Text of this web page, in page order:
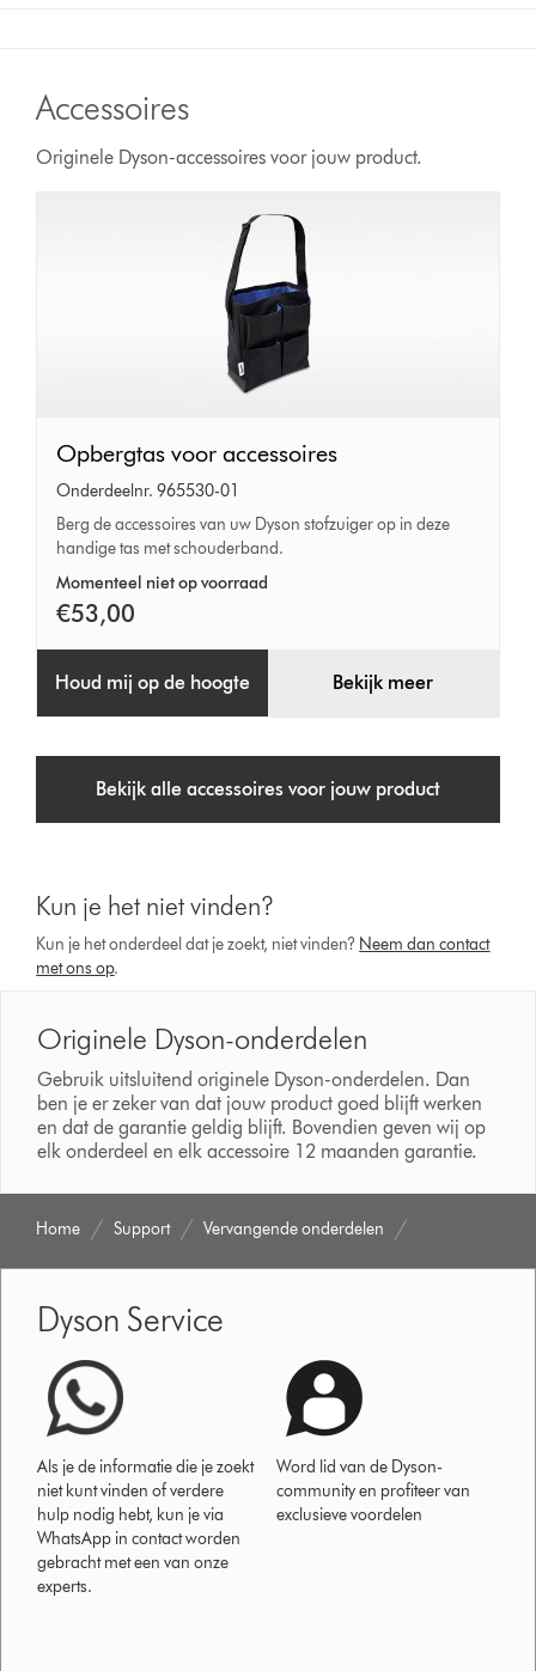
Accessoires
Originele Dyson-accessoires voor jouw product.
Opbergtas
voor
accessoires
Opbergtas voor accessoires
Onderdeelnr. 965530-01
Berg de accessoires van uw Dyson stofzuiger op in deze
handige tas met schouderband.
Momenteel niet op voorraad
€53,00
Houd mij op de hoogte Bekijk meer
Bekijk alle accessoires voor jouw product
Kun je het niet vinden?
Kun je het onderdeel dat je zoekt, niet vinden? Neem dan contact
met ons op.
Originele Dyson-onderdelen
Gebruik uitsluitend originele Dyson-onderdelen. Dan
ben je er zeker van dat jouw product goed blijft werken
en dat de garantie geldig blijft. Bovendien geven wij op
elk onderdeel en elk accessoire 12 maanden garantie.
Home Support Vervangende onderdelen
Dyson Service
Als je de informatie die je zoekt
niet kunt vinden of verdere
hulp nodig hebt, kun je via
WhatsApp in contact worden
gebracht met een van onze
experts.
Word lid van de Dyson-
community en profiteer van
exclusieve voordelen